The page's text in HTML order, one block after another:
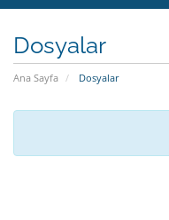
Dosyalar
Ana Sayfa Dosyalar